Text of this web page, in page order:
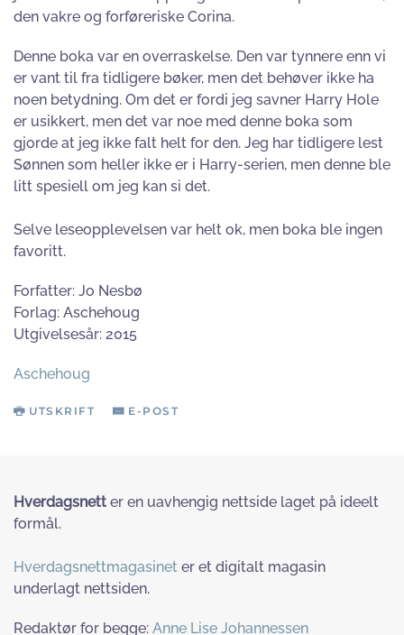
den vakre og forføreriske Corina.
Denne boka var en overraskelse. Den var tynnere enn vi
er vant til fra tidligere bøker, men det behøver ikke ha
noen betydning. Om det er fordi jeg savner Harry Hole
er usikkert, men det var noe med denne boka som
gjorde at jeg ikke falt helt for den. Jeg har tidligere lest
Sønnen som heller ikke er i Harry-serien, men denne ble
litt spesiell om jeg kan si det.
Selve leseopplevelsen var helt ok, men boka ble ingen
favoritt.
Forfatter: Jo Nesbø
Forlag: Aschehoug
Utgivelsesår: 2015
Aschehoug
UTSKRIFT E-POST
Hverdagsnett er en uavhengig nettside laget på ideelt
formål.
Hverdagsnettmagasinet er et digitalt magasin
underlagt nettsiden.
Redaktør for begge: Anne Lise Johannessen